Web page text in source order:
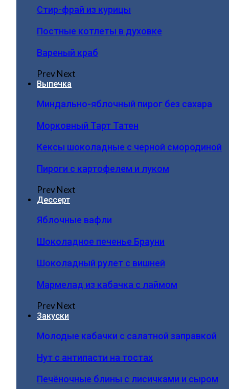
Стир-фрай из курицы
Постные котлеты в духовке
Вареный краб
PrevNext
Выпечка
Миндально-яблочный пирог без сахара
Морковный Тарт Татен
Кексы шоколадные с черной смородиной
Пироги c картофелем и луком
PrevNext
Дессерт
Яблочные вафли
Шоколадное печенье Брауни
Шоколадный рулет с вишней
Мармелад из кабачка с лаймом
PrevNext
Закуски
Молодые кабачки с салатной заправкой
Нут с антипасти на тостах
Печёночные блины с лисичками и сыром